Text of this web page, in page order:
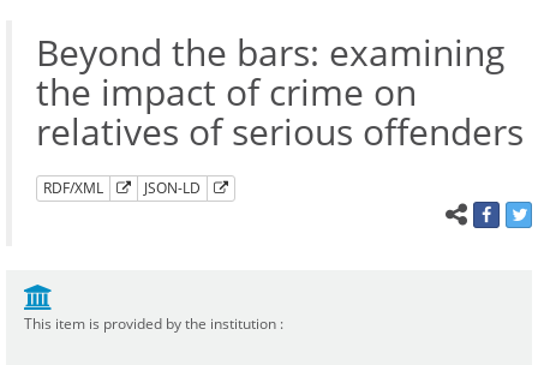
Beyond the bars: examining
the impact of crime on
relatives of serious offenders
RDF/XML JSON-LD
This item is provided by the institution :